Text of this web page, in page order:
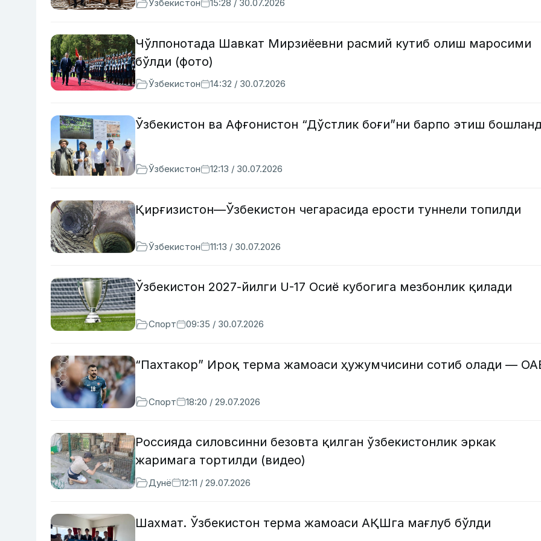
Ўзбекистон 15:28 / 30.07.2026
Чўлпонотада Шавкат Мирзиёевни расмий кутиб олиш маросими
бўлди (фото)
Ўзбекистон 14:32 / 30.07.2026
Ўзбекистон ва Афғонистон “Дўстлик боғи”ни барпо этиш
Ўзбекистон 12:13 / 30.07.2026
Қирғизистон—Ўзбекистон чегарасида ерости туннели топилди
Ўзбекистон 11:13 / 30.07.2026
Ўзбекистон 2027-йилги U-17 Осиё кубогига мезбонлик қилади
Спорт 09:35 / 30.07.2026
“Пахтакор” Ироқ терма жамоаси ҳужумчисини сотиб олади —
Спорт 18:20 / 29.07.2026
Россияда силовсинни безовта қилган ўзбекистонлик эркак
жаримага тортилди (видео)
Дунё 12:11 / 29.07.2026
Шахмат. Ўзбекистон терма жамоаси АҚШга мағлуб бўлди